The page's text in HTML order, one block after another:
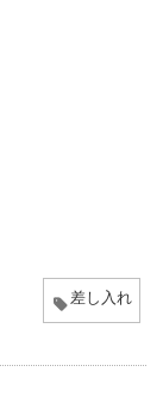
差し入れ